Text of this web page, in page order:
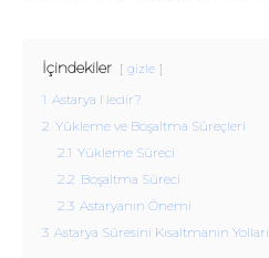
İçindekiler gizle
1 Astarya Nedir?
2 Yükleme ve Boşaltma Süreçleri
2.1 Yükleme Süreci
2.2 Boşaltma Süreci
2.3 Astaryanın Önemi
3 Astarya Süresini Kısaltmanın Yolları